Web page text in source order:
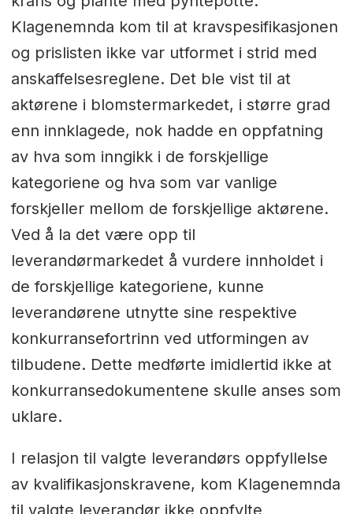
Klagenemnda kom til at kravspesifikasjonen
og prislisten ikke var utformet i strid med
anskaffelsesreglene. Det ble vist til at
aktørene i blomstermarkedet, i større grad
enn innklagede, nok hadde en oppfatning
av hva som inngikk i de forskjellige
kategoriene og hva som var vanlige
forskjeller mellom de forskjellige aktørene.
Ved å la det være opp til
leverandørmarkedet å vurdere innholdet i
de forskjellige kategoriene, kunne
leverandørene utnytte sine respektive
konkurransefortrinn ved utformingen av
tilbudene. Dette medførte imidlertid ikke at
konkurransedokumentene skulle anses som
uklare.
I relasjon til valgte leverandørs oppfyllelse
av kvalifikasjonskravene, kom Klagenemnda
til valgte leverandør ikke oppfylte